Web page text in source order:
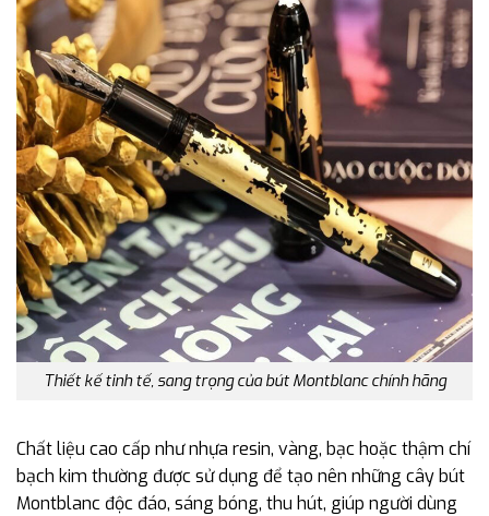
Thiết kế tinh tế, sang trọng của bút Montblanc chính hãng
Chất liệu cao cấp như nhựa resin, vàng, bạc hoặc thậm chí
bạch kim thường được sử dụng để tạo nên những cây bút
Montblanc độc đáo, sáng bóng, thu hút, giúp người dùng